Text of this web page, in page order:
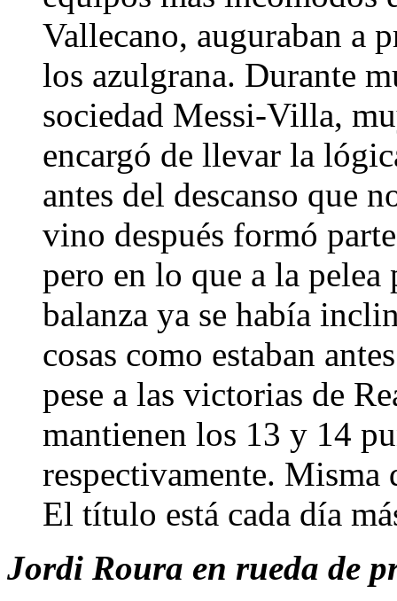
Vallecano, auguraban a
los azulgrana. Durante
sociedad Messi-Villa,
encargó de llevar la
antes del descanso que
vino después formó
pero en lo que a la
balanza ya se había
cosas como estaban
pese a las victorias de
mantienen los 13 y 14
respectivamente. Misma
El título está cada día
Jordi Roura en rueda de